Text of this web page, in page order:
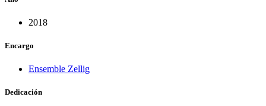
2018
Encargo
Ensemble Zellig
Dedicación